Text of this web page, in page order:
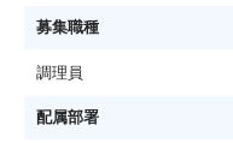
募集職種
調理員
配属部署